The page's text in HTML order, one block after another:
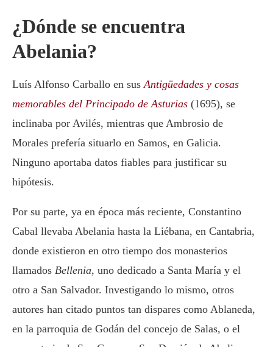
¿Dónde se encuentra
Abelania?
Luís Alfonso Carballo en sus Antigüedades y cosas
memorables del Principado de Asturias (1695), se
inclinaba por Avilés, mientras que Ambrosio de
Morales prefería situarlo en Samos, en Galicia.
Ninguno aportaba datos fiables para justificar su
hipótesis.
Por su parte, ya en época más reciente, Constantino
Cabal llevaba Abelania hasta la Liébana, en Cantabria,
donde existieron en otro tiempo dos monasterios
llamados Bellenia, uno dedicado a Santa María y el
otro a San Salvador. Investigando lo mismo, otros
autores han citado puntos tan dispares como Ablaneda,
en la parroquia de Godán del concejo de Salas, o el